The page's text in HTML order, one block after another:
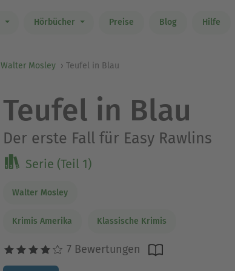
Hörbücher Preise Blog Hilfe
Walter Mosley Teufel in Blau
Teufel in Blau
Der erste Fall für Easy Rawlins
Serie (Teil 1)
Walter Mosley
Krimis Amerika Klassische Krimis
7 Bewertungen